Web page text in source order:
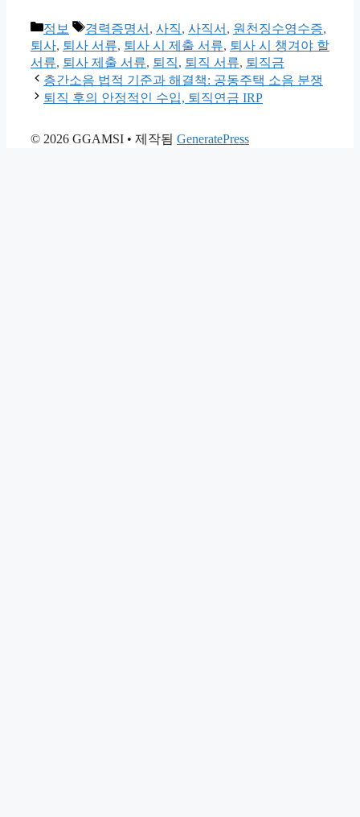
카
테
고
리
정보
태
그
경력증명서 , 사직, 사직서 , 원천징수영수증,
퇴사, 퇴사 서류, 퇴사 시 제출 서류, 퇴사 시 챙겨야 할
서류, 퇴사 제출 서류, 퇴직, 퇴직 서류, 퇴직금
층간소음 법적 기준과 해결책: 공동주택 소음 분쟁
퇴직 후의 안정적인 수입, 퇴직연금 IRP
© 2026 GGAMSI • 제작됨 GeneratePress